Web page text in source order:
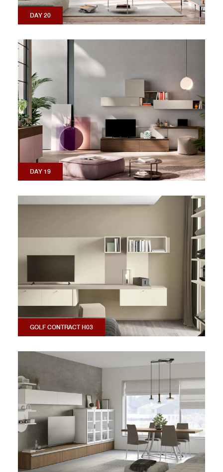
DAY 20
DAY 19
GOLF CONTRACT H03